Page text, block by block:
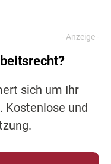
sich um Ihr
Kostenlose und